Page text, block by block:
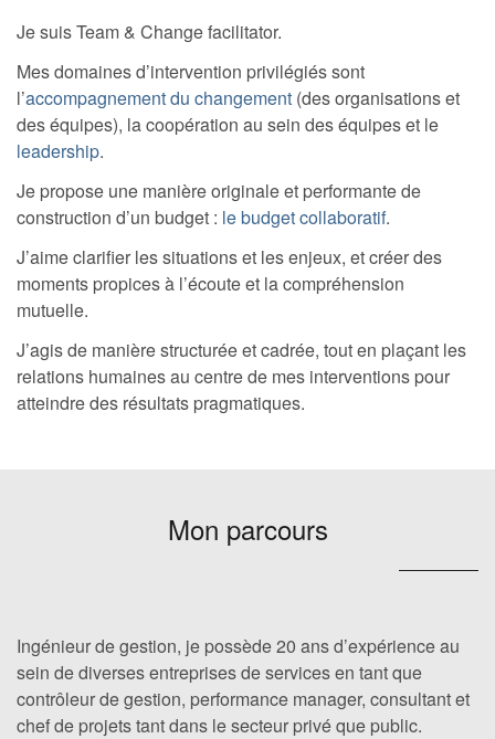
Je suis Team & Change facilitator.
Mes domaines d’intervention privilégiés sont
l’accompagnement du changement (des organisations et
des équipes), la coopération au sein des équipes et le
leadership.
Je propose une manière originale et performante de
construction d’un budget : le budget collaboratif.
J’aime clarifier les situations et les enjeux, et créer des
moments propices à l’écoute et la compréhension
mutuelle.
J’agis de manière structurée et cadrée, tout en plaçant les
relations humaines au centre de mes interventions pour
atteindre des résultats pragmatiques.
Mon parcours
Ingénieur de gestion, je possède 20 ans d’expérience au
sein de diverses entreprises de services en tant que
contrôleur de gestion, performance manager, consultant et
chef de projets tant dans le secteur privé que public.